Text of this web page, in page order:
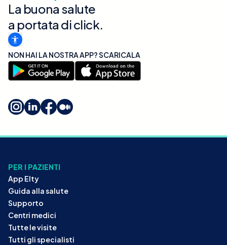
La buona salute
a portata di click.
NON HAI LA NOSTRA APP? SCARICALA
PER I PAZIENTI
App Elty
Guida alla salute
Supporto
Centri medici
Tutte le visite
Tutti gli specialisti